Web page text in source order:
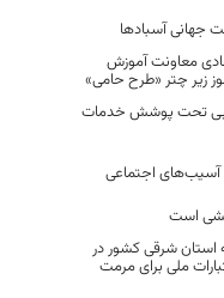
جهانی آسبادها
معاونت آموزش
جنوبی تحت پوشش خدمات
آسیب‌های اجتماعی
است
استان شرقی کشور در
ملی برای مرمت